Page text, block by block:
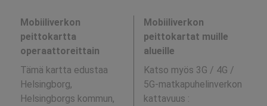
Mobiiliverkon
peittokartta
operaattoreittain
Tämä kartta edustaa
Helsingborg,
Helsingborgs kommun,
Mobiiliverkon
peittokartat muille
alueille
Katso myös 3G / 4G /
5G-matkapuhelinverkon
kattavuus :